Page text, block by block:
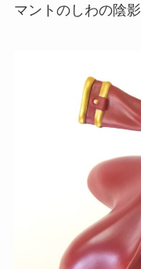
マントのしわの陰